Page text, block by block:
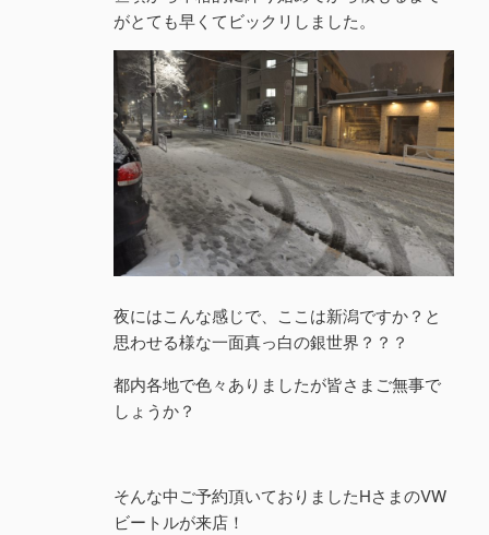
がとても早くてビックリしました。
夜にはこんな感じで、ここは新潟ですか？と
思わせる様な一面真っ白の銀世界？？？
都内各地で色々ありましたが皆さまご無事で
しょうか？
そんな中ご予約頂いておりましたHさまのVW
ビートルが来店！